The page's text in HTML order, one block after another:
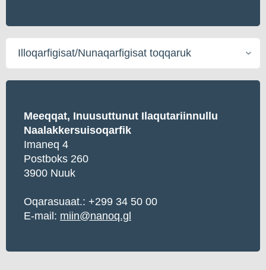
Illoqarfigisat/Nunaqarfigisat
toqqaruk
Meeqqat, Inuusuttunut Ilaqutariinnullu
Naalakkersuisoqarfik
Imaneq 4
Postboks 260
3900 Nuuk
Oqarasuaat.: +299 34 50 00
E-mail: miin@nanoq.gl